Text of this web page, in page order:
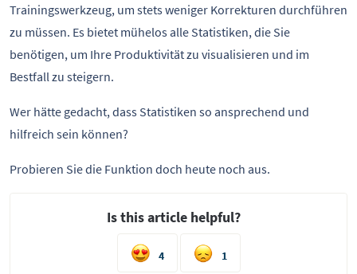
Trainingswerkzeug, um stets weniger Korrekturen durchführen
zu müssen. Es bietet mühelos alle Statistiken, die Sie
benötigen, um Ihre Produktivität zu visualisieren und im
Bestfall zu steigern.
Wer hätte gedacht, dass Statistiken so ansprechend und
hilfreich sein können?
Probieren Sie die Funktion doch heute noch aus.
Is this article helpful?
4 1